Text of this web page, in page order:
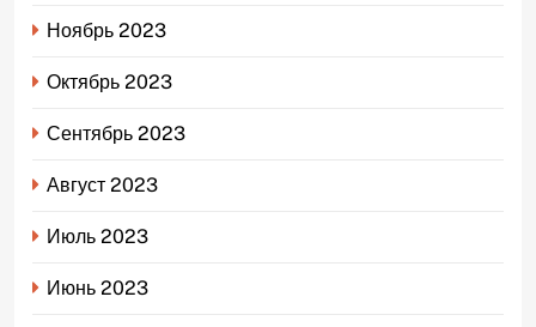
Ноябрь 2023
Октябрь 2023
Сентябрь 2023
Август 2023
Июль 2023
Июнь 2023